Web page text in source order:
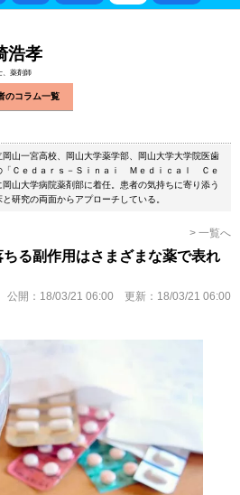
浩孝
、薬剤師
のコラム一覧
山一宮高校、岡山大学薬学部、岡山大学大学院医歯
「Ｃｅｄａｒｓ－Ｓｉｎａｉ Ｍｅｄｉｃａｌ Ｃｅ
山大学病院薬剤部に着任。患者の気持ちに寄り添う
研究の両面からアプローチしている。
> 一覧へ
る副作用はさまざまな薬で表れ
公開： 18/03/21 06:00 更新： 18/03/21 06:00